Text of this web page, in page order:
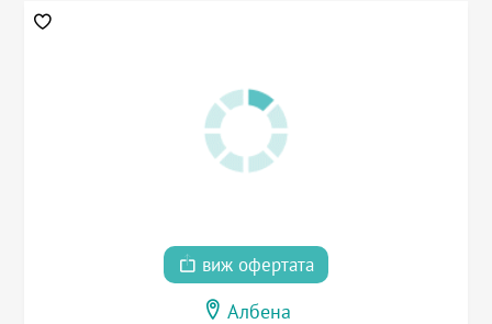
виж офертата
Албена